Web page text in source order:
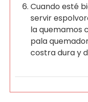
Cuando esté
servir
la quemamos
pala
costra dura y